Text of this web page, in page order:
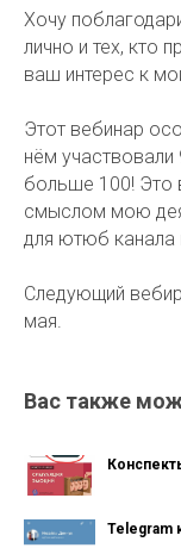
Хочу
лично и тех, кто
ваш интерес к
Этот вебинар
нём участвовали
больше 100! Это
смыслом мою
для ютюб канала
Следующий
мая.
Вас также
Telegram